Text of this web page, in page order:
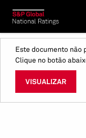
Este documento não
Clique no botão
VISUALIZAR